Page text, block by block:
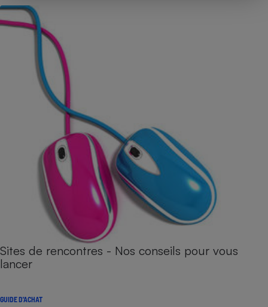
Sites de rencontres - Nos conseils pour vous
lancer
GUIDE D'ACHAT